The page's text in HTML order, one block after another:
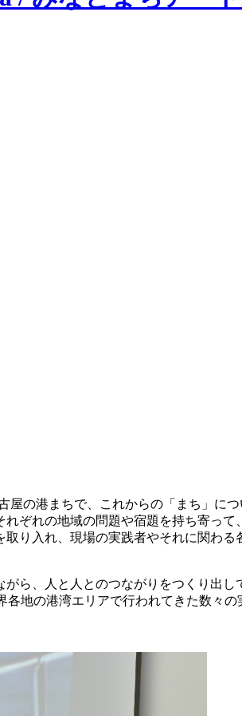
の港まちで、これからの「まち」に
ぞれの地域の問題や宿題を持ち寄って
り入れ、現場の実践者やそれに関わ
ら、人と人とのつながりをつくり出
地の港湾エリアで行われてきた数々